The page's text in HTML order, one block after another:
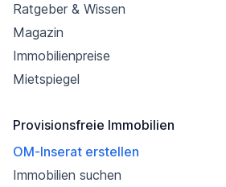
Ratgeber & Wissen
Magazin
Immobilienpreise
Mietspiegel
Provisionsfreie Immobilien
OM-Inserat erstellen
Immobilien suchen